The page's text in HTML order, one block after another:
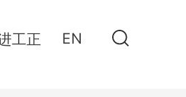
工正 EN